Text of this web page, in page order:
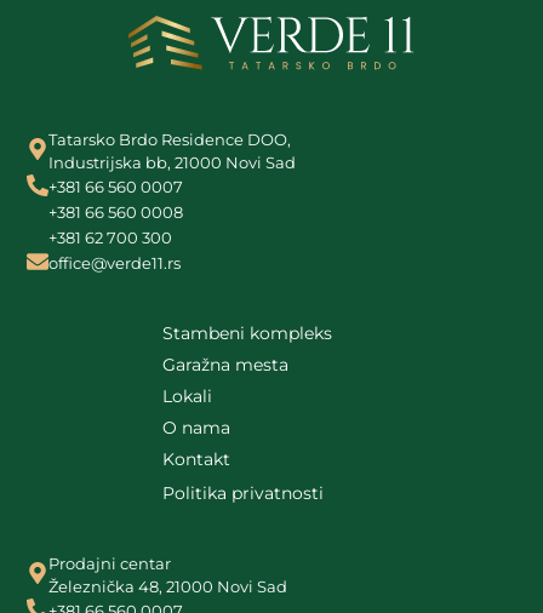
Tatarsko Brdo Residence DOO,
Industrijska bb, 21000 Novi Sad
+381 66 560 0007
+381 66 560 0008
+381 62 700 300
office@verde11.rs
Stambeni kompleks
Garažna mesta
Lokali
O nama
Kontakt
Politika privatnosti
Prodajni centar
Železnička 48, 21000 Novi Sad